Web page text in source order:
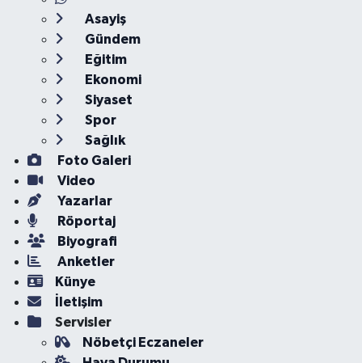
Asayiş
Gündem
Eğitim
Ekonomi
Siyaset
Spor
Sağlık
Foto Galeri
Video
Yazarlar
Röportaj
Biyografi
Anketler
Künye
İletişim
Servisler
Nöbetçi Eczaneler